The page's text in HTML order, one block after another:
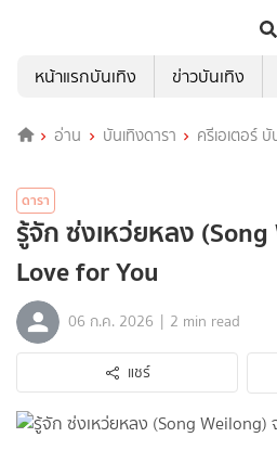
หน้าแรกบันเทิง
ข่าวบันเทิง
อ่าน บันเทิงดารา ครีเอเตอร์
ดารา
รู้จัก ซ่งเหว่ยหลง
Love for You
06 ก.ค. 2026 | 2 min read
แชร์